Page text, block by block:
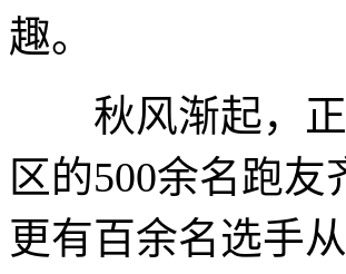
趣。
秋风渐起，正
区的500余名跑
更有百余名选手